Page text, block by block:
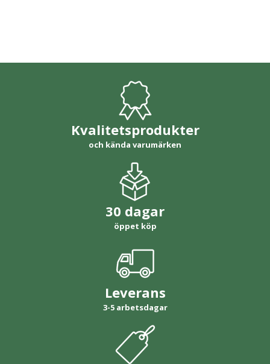
Kvalitetsprodukter
och kända varumärken
30 dagar
öppet köp
Leverans
3-5 arbetsdagar